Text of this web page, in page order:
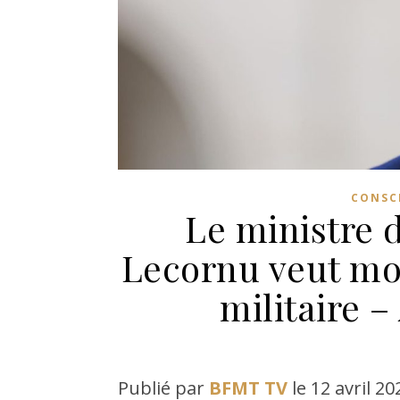
Le ministre
Lecornu veut
militaire –
Publié par BFMT TV le 12 avril